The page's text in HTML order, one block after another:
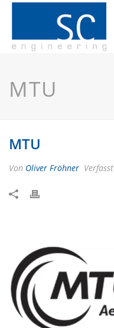
MTU
MTU
Von Oliver Fröhner Verfasst